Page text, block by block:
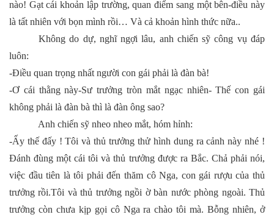
nào! Gạt cái khoản lập trường, quan điểm sang một bên-điều này
là tất nhiên với bọn mình rồi… Và cả khoản hình thức nữa..
Không do dự, nghĩ ngợi lâu, anh chiến sỹ công vụ đáp
luôn:
-Điều quan trọng nhất người con gái phải là đàn bà!
-Ơ cái thằng này-Sư trưởng tròn mắt ngạc nhiên- Thế con gái
không phải là đàn bà thì là đàn ông sao?
Anh chiến sỹ nheo nheo mắt, hóm hỉnh:
-Ấy thế đấy ! Tôi và thủ trưởng thử hình dung ra cảnh này nhé !
Đánh đùng một cái tôi và thủ trưởng được ra Bắc. Chả phải nói,
việc đầu tiên là tôi phải đến thăm cô Nga, con gái rượu của thủ
trưởng rồi.Tôi và thủ trưởng ngồi ờ bàn nước phòng ngoài. Thủ
trưởng còn chưa kịp gọi cô Nga ra chào tôi mà. Bỗng nhiên, ở